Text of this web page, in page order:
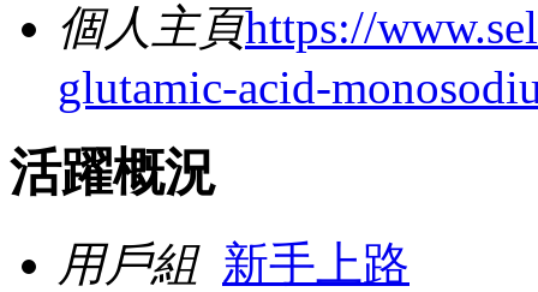
個人主頁https://
glutamic-acid-
活躍概況
用戶組 新手上路